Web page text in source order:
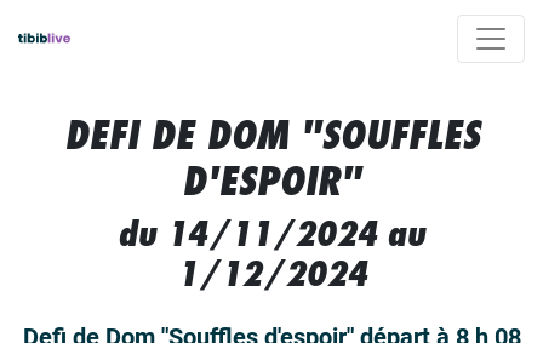
DEFI DE DOM "SOUFFLES
D'ESPOIR"
du 14/11/2024 au
1/12/2024
Defi de Dom "Souffles d'espoir" départ à 8 h 08